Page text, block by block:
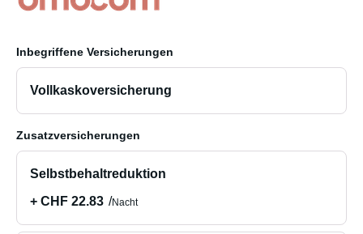
Inbegriffene Versicherungen
Vollkaskoversicherung
Zusatzversicherungen
Selbstbehaltreduktion
+ CHF 22.83
Nacht